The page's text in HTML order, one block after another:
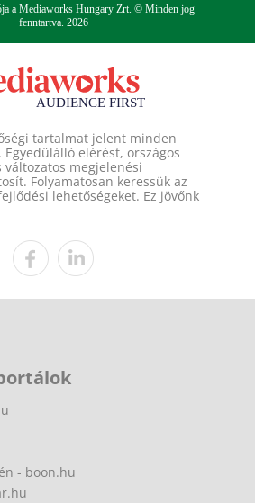
a Mediaworks Hungary Zrt. © Minden jog
fenntartva. 2026
tartalmat jelent minden
Egyedülálló elérést, országos
változatos megjelenési
Folyamatosan keressük az
lehetőségeket. Ez jövőnk
- boon.hu